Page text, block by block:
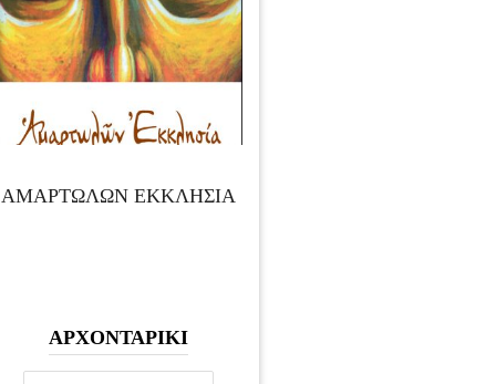
ΑΜΑΡΤΩΛΩΝ ΕΚΚΛΗΣΙΑ
ΑΡΧΟΝΤΑΡΙΚΙ